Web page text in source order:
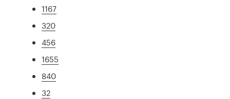
1167
320
456
1655
840
32